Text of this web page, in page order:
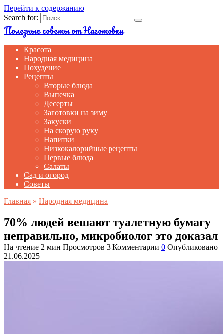
Перейти к содержанию
Search for:
Полезные советы от Наготовки
Красота
Народная медицина
Похудение
Рецепты
Вторые блюда
Выпечка
Десерты
Заготовки на зиму
Закуски
На скорую руку
Напитки
Низкокалорийные рецепты
Первые блюда
Салаты
Сад и огород
Советы
Главная » Народная медицина
70% людей вешают туалетную бумагу
неправильно, микробиолог это доказал
На чтение 2 мин Просмотров 3 Комментарии 0 Опубликовано
21.06.2025